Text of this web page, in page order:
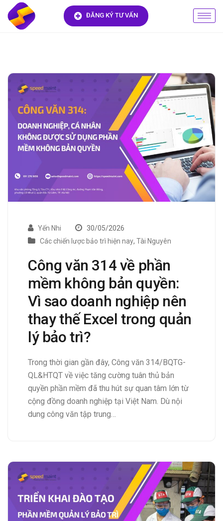
ĐĂNG KÝ TƯ VẤN
Yến Nhi
30/05/2026
Các chiến lược bảo trì hiện nay, Tài Nguyên
Công văn 314 về phần
mềm không bản quyền:
Vì sao doanh nghiệp nên
thay thế Excel trong quản
lý bảo trì?
Trong thời gian gần đây, Công văn 314/BQTG-
QL&HTQT về việc tăng cường tuân thủ bản
quyền phần mềm đã thu hút sự quan tâm lớn từ
cộng đồng doanh nghiệp tại Việt Nam. Dù nội
dung công văn tập trung…